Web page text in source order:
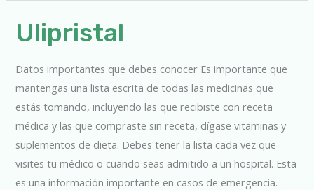
Ulipristal
Datos importantes que debes conocer Es importante que
mantengas una lista escrita de todas las medicinas que
estás tomando, incluyendo las que recibiste con receta
médica y las que compraste sin receta, dígase vitaminas y
suplementos de dieta. Debes tener la lista cada vez que
visites tu médico o cuando seas admitido a un hospital. Esta
es una información importante en casos de emergencia.
Ulipristal